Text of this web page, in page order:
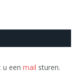
u een mail sturen.